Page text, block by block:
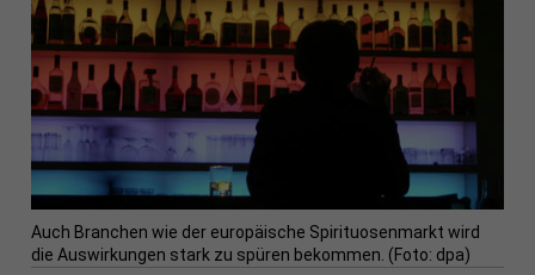
Auch Branchen wie der europäische Spirituosenmarkt wird
die Auswirkungen stark zu spüren bekommen. (Foto: dpa)